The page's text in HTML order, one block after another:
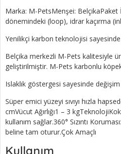
Marka: M-PetsMenşei: BelçikaPaket
dönemindeki (loop), idrar kaçırma
Yenilikçi karbon teknolojisi
Belçika merkezli M-Pets kalitesiyle
geliştirilmiştir. M-Pets karbonlu köpek
Islaklık göstergesi sayesinde
Süper emici yüzeyi sıvıyı hızla
cmVücut Ağırlığı1 – 3
kullanım sağlar.360° Sızıntı
beline tam oturur.Çok Amaçlı
Kullanım